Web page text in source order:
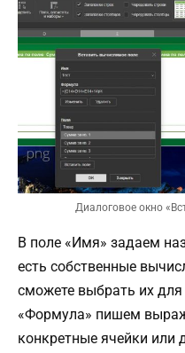
Диалоговое окно
В поле «Имя» задаем
есть собственные
сможете выбрать их
«Формула» пишем
конкретные ячейки или